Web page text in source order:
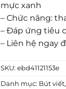
mực xanh
– Chức năng:
– Đáp ứng tiêu
– Liên hệ ngay
SKU: ebd41121153e
Danh mục: Bút viết,